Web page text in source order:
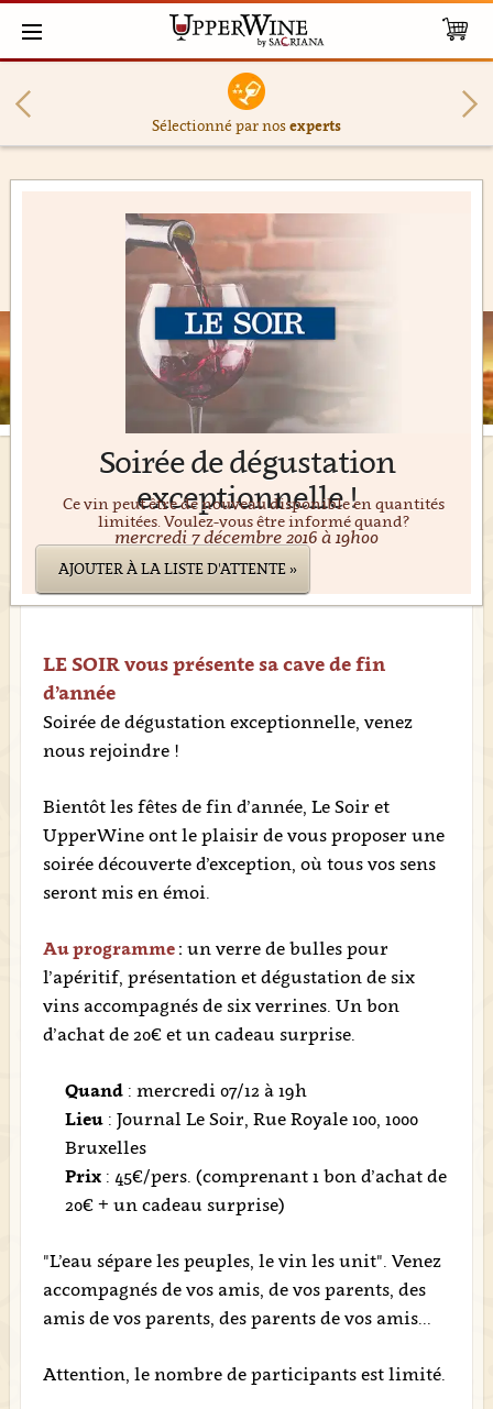
Sélectionné par nosexperts
Soirée de dégustation
exceptionnelle !
mercredi 7 décembre 2016 à 19h00
Ce vin peut être de nouveau disponible en quantités
limitées. Voulez-vous être informé quand?
AJOUTER À LA LISTE D'ATTENTE »
LE SOIR vous présente sa cave de fin
d’année
Soirée de dégustation exceptionnelle, venez
nous rejoindre !
Bientôt les fêtes de fin d’année, Le Soir et
UpperWine ont le plaisir de vous proposer une
soirée découverte d’exception, où tous vos sens
seront mis en émoi.
Au programme: un verre de bulles pour
l’apéritif, présentation et dégustation de six
vins accompagnés de six verrines. Un bon
d’achat de 20€ et un cadeau surprise.
Quand: mercredi 07/12 à 19h
Lieu: Journal Le Soir, Rue Royale 100, 1000
Bruxelles
Prix: 45€/pers. (comprenant 1 bon d’achat de
20€ + un cadeau surprise)
"L’eau sépare les peuples, le vin les unit". Venez
accompagnés de vos amis, de vos parents, des
amis de vos parents, des parents de vos amis...
Attention, le nombre de participants est limité.